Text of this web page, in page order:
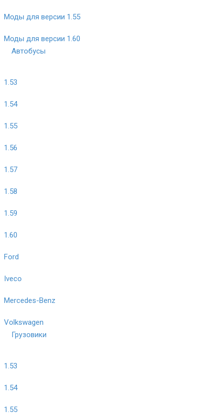
Моды для версии 1.55
Моды для версии 1.60
Автобусы
1.53
1.54
1.55
1.56
1.57
1.58
1.59
1.60
Ford
Iveco
Mercedes-Benz
Volkswagen
Грузовики
1.53
1.54
1.55